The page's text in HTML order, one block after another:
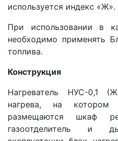
используется индекс «Ж».
При использовании в
необходимо применять
топлива.
Конструкция
Нагреватель НУС-0,1
нагрева, на
размещаются шкаф
газоотделитель и